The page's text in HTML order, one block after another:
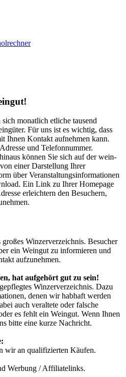
monatlich etliche tausend
Für uns ist es wichtig, dass
Ihnen Kontakt aufnehmen kann.
und Telefonnummer.
können Sie sich auf der wein-
einer Darstellung Ihrer
über Veranstaltungsinformationen
Ein Link zu Ihrer Homepage
erleichtern den Besuchern,
Winzerverzeichnis. Besucher
ein Weingut zu informieren und
aufzunehmen.
hat aufgehört gut zu sein!
Winzerverzeichnis. Dazu
denen wir habhaft werden
auch veraltete oder falsche
es fehlt ein Weingut. Wenn Ihnen
bitte eine kurze Nachricht.
wir an qualifizierten Käufen.
Werbung / Affiliatelinks.